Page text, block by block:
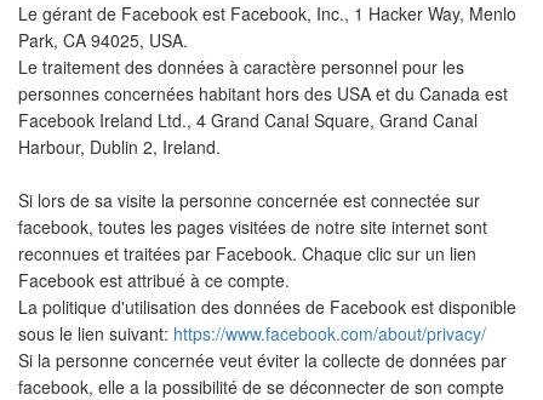
Le gérant de Facebook est Facebook, Inc., 1 Hacker Way, Menlo
Park, CA 94025, USA.
Le traitement des données à caractère personnel pour les
personnes concernées habitant hors des USA et du Canada est
Facebook Ireland Ltd., 4 Grand Canal Square, Grand Canal
Harbour, Dublin 2, Ireland.
Si lors de sa visite la personne concernée est connectée sur
facebook, toutes les pages visitées de notre site internet sont
reconnues et traitées par Facebook. Chaque clic sur un lien
Facebook est attribué à ce compte.
La politique d'utilisation des données de Facebook est disponible
sous le lien suivant: https://www.facebook.com/about/privacy/
Si la personne concernée veut éviter la collecte de données par
facebook, elle a la possibilité de se déconnecter de son compte